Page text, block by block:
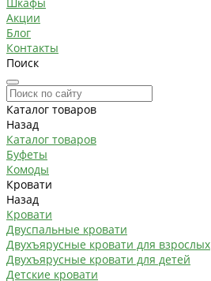
Акции
Блог
Контакты
Поиск
Каталог товаров
Назад
Каталог товаров
Буфеты
Комоды
Кровати
Назад
Кровати
Двуспальные кровати
Двухъярусные кровати для взрослых
Двухъярусные кровати для детей
Детские кровати